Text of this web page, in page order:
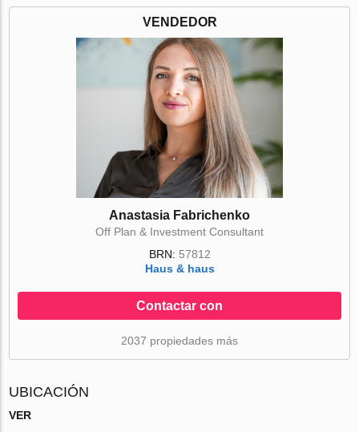
VENDEDOR
Anastasia Fabrichenko
Off Plan & Investment Consultant
BRN: 57812
Haus & haus
Contactar con
2037 propiedades más
UBICACIÓN
VER